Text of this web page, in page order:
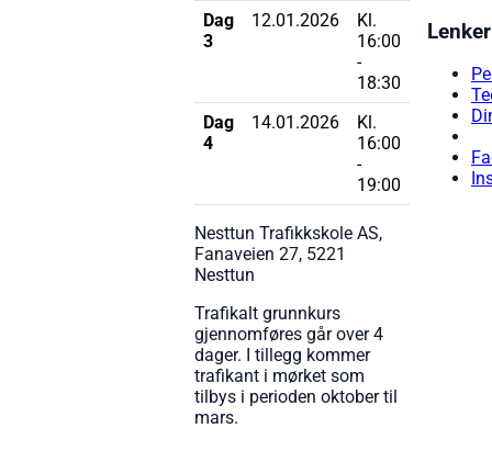
Dag
3
12.01.2026
Kl.
16:00
-
18:30
Dag
4
14.01.2026
Kl.
16:00
-
19:00
Nesttun Trafikkskole AS,
Fanaveien 27, 5221
Nesttun
Trafikalt grunnkurs
gjennomføres går over 4
dager. I tillegg kommer
trafikant i mørket som
tilbys i perioden oktober til
mars.
Lenker